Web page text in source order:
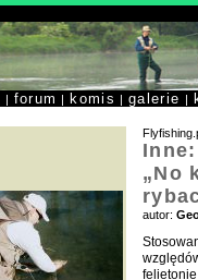
| forum | komis |galerie |
Inne:
„No
autor: